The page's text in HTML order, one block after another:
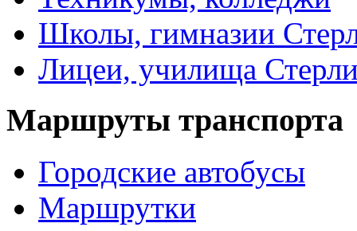
Школы, гимназии
Лицеи, училища
Маршруты транспорта
Городские автобусы
Маршрутки